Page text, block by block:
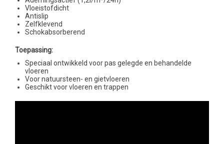
Vloeistofdicht
Antislip
Zelfklevend
Schokabsorberend
Toepassing:
Speciaal ontwikkeld voor pas gelegde en behandelde
vloeren
Voor natuursteen- en gietvloeren
Geschikt voor vloeren en trappen